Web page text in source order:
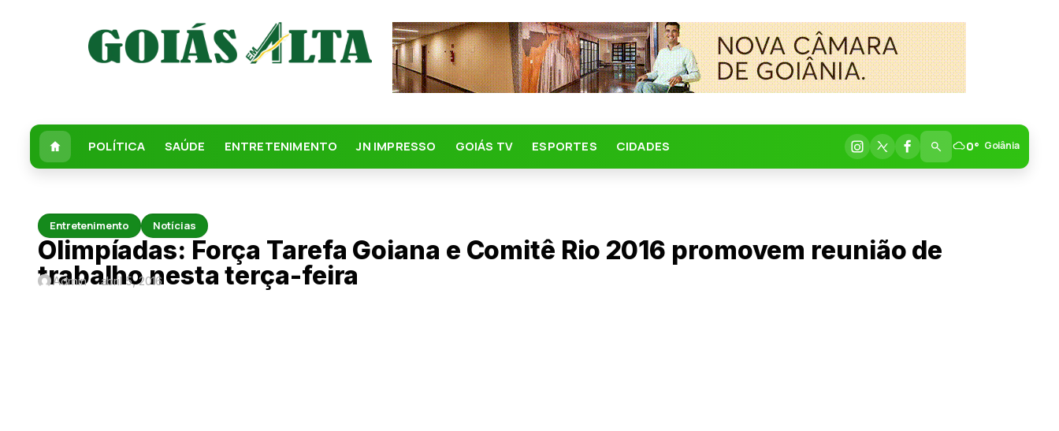
POLÍTICA SAÚDE ENTRETENIMENTO JN IMPRESSO GOIÁS TV ESPORTES CIDADES 0° Goiânia
Entretenimento Notícias
Olimpíadas: Força Tarefa Goiana e Comitê Rio 2016 promovem reunião de
trabalho nesta terça-feira
Admin abril 5, 2016